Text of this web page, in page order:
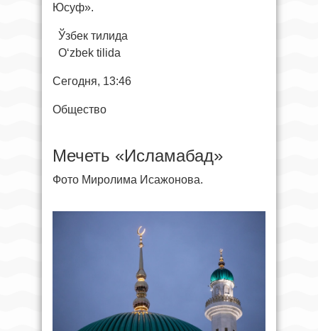
Юсуф».
Ўзбек тилида
O‘zbek tilida
Сегодня, 13:46
Общество
Мечеть «Исламабад»
Фото Миролима Исажонова.